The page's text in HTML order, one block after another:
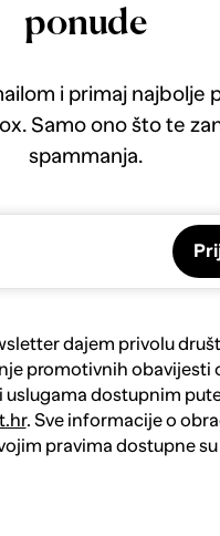
ponude
i primaj najbolje
Samo ono što te
spammanja.
dajem privolu
promotivnih obavijesti
uslugama dostupnim
. Sve informacije o
pravima dostupne su